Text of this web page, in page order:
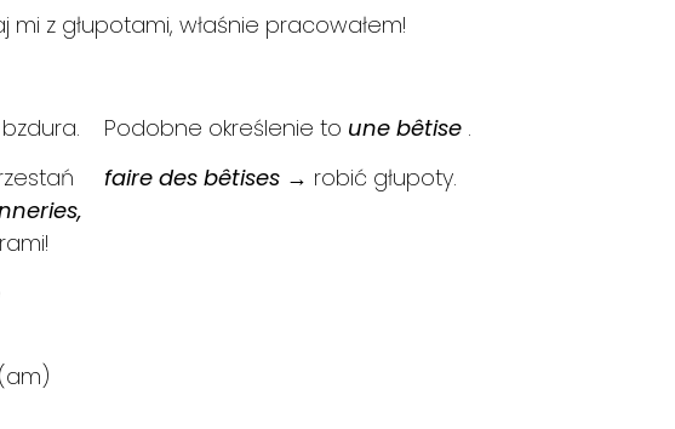
z głupotami, właśnie pracowałem!
Podobne określenie to une bêtise .
faire des bêtises → robić głupoty.